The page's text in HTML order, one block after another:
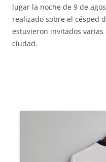
lugar la noche de 9 de
realizado sobre el césped
estuvieron invitados
ciudad.